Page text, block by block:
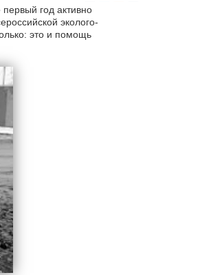
год активно
эколого-
это и помощь